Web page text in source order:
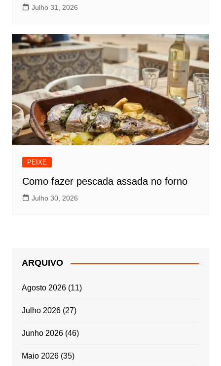
Julho 31, 2026
PEIXE
Como fazer pescada assada no forno
Julho 30, 2026
ARQUIVO
Agosto 2026(11)
Julho 2026(27)
Junho 2026(46)
Maio 2026(35)